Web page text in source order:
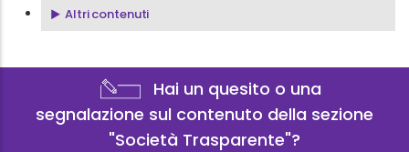
Altri contenuti
Hai un quesito o una
segnalazione sul contenuto della sezione
"Società Trasparente"?